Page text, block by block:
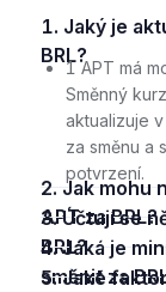
1. Jaký je aktuální kurz pro směnu z APT na
BRL?
1 APT má
Směnný
aktualizuje
za směnu a
potvrzení.
2. Jak mohu na platformě Bybit-eu směnit
APT za BRL?
3. Účtují se nějaké poplatky za směnu APT za
BRL?
4. Jaká je minimální částka APT, kterou mohu
směnit za
5. Jaké faktory ovlivňují směnný kurz APT na